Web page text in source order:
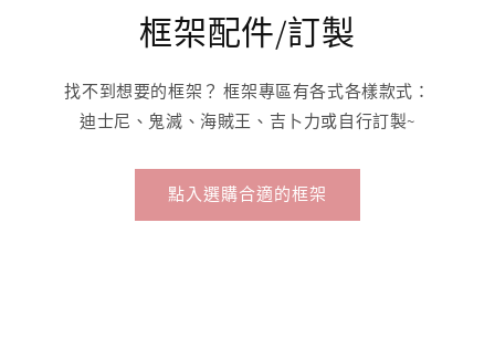
框架配件/訂製
找不到想要的框架？ 框架專區有各式各樣款式：
迪士尼、鬼滅、海賊王、吉卜力或自行訂製~
點入選購合適的框架